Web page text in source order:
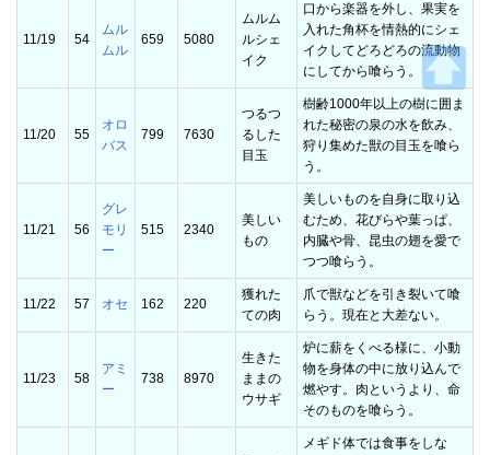
11/19 54
ムル
ムル
659 5080
ムルム
ルシェ
イク
口から楽器を外し、果実を
入れた角杯を情熱的にシェ
イクしてどろどろの流動物
にしてから喰らう。
11/20 55
オロ
バス
799 7630
つるつ
るした
目玉
樹齢1000年以上の樹に囲ま
れた秘密の泉の水を飲み、
狩り集めた獣の目玉を喰ら
う。
11/21 56
グレ
モリ
ー
515 2340
美しい
もの
美しいものを自身に取り込
むため、花びらや葉っぱ、
内臓や骨、昆虫の翅を愛で
つつ喰らう。
11/22 57 オセ 162 220
獲れた
ての肉
爪で獣などを引き裂いて喰
らう。現在と大差ない。
11/23 58
アミ
ー
738 8970
生きた
ままの
ウサギ
炉に薪をくべる様に、小動
物を身体の中に放り込んで
燃やす。肉というより、命
そのものを喰らう。
メギド体では食事をしな